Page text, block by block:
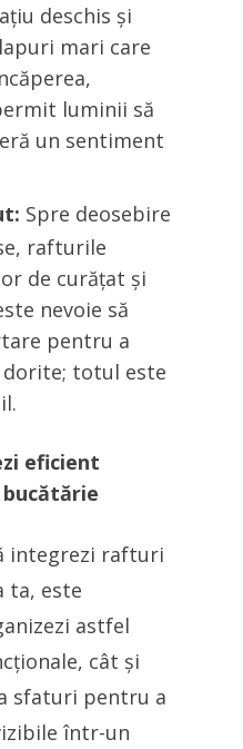
deschis și
mari care
luminii să
un sentiment
Spre deosebire
rafturile
de curățat și
nevoie să
pentru a
dorite; totul este
eficient
integrezi rafturi
ta, este
astfel
cât și
sfaturi pentru a
într-un